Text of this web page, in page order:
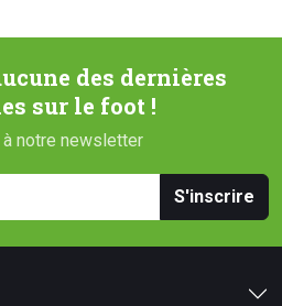
des dernières
sur le foot !
notre newsletter
S'inscrire